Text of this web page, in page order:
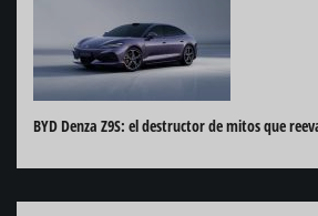
BYD Denza Z9S: el destructor de mitos que